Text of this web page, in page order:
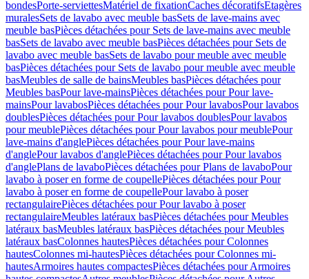
bondesPorte-serviettesMatériel de fixationCaches décoratifsEtagères
muralesSets de lavabo avec meuble basSets de lave-mains avec
meuble basPièces détachées pour Sets de lave-mains avec meuble
basSets de lavabo avec meuble basPièces détachées pour Sets de
lavabo avec meuble basSets de lavabo pour meuble avec meuble
basPièces détachées pour Sets de lavabo pour meuble avec meuble
basMeubles de salle de bainsMeubles basPièces détachées pour
Meubles basPour lave-mainsPièces détachées pour Pour lave-
mainsPour lavabosPièces détachées pour Pour lavabosPour lavabos
doublesPièces détachées pour Pour lavabos doublesPour lavabos
pour meublePièces détachées pour Pour lavabos pour meublePour
lave-mains d'anglePièces détachées pour Pour lave-mains
d'anglePour lavabos d'anglePièces détachées pour Pour lavabos
d'anglePlans de lavaboPièces détachées pour Plans de lavaboPour
lavabo à poser en forme de coupellePièces détachées pour Pour
lavabo à poser en forme de coupellePour lavabo à poser
rectangulairePièces détachées pour Pour lavabo à poser
rectangulaireMeubles latéraux basPièces détachées pour Meubles
latéraux basMeubles latéraux basPièces détachées pour Meubles
latéraux basColonnes hautesPièces détachées pour Colonnes
hautesColonnes mi-hautesPièces détachées pour Colonnes mi-
hautesArmoires hautes compactesPièces détachées pour Armoires